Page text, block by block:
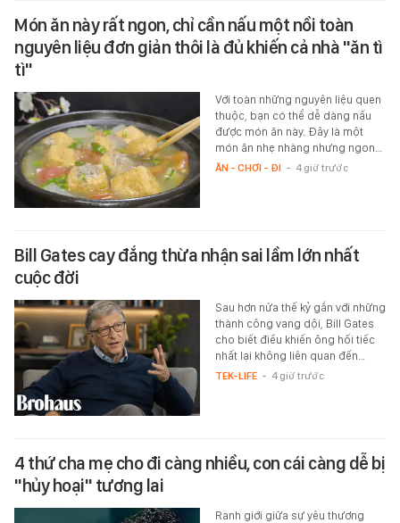
Món ăn này rất ngon, chỉ cần nấu một nồi toàn
nguyên liệu đơn giản thôi là đủ khiến cả nhà "ăn tì
tì"
Với toàn những nguyên liệu quen
thuộc, bạn có thể dễ dàng nấu
được món ăn này. Đây là một
món ăn nhẹ nhàng nhưng ngon…
ĂN - CHƠI - ĐI - 4 giờ trước
Bill Gates cay đắng thừa nhận sai lầm lớn nhất
cuộc đời
Sau hơn nửa thế kỷ gắn với những
thành công vang dội, Bill Gates
cho biết điều khiến ông hối tiếc
nhất lại không liên quan đến…
TEK-LIFE - 4 giờ trước
4 thứ cha mẹ cho đi càng nhiều, con cái càng dễ bị
"hủy hoại" tương lai
Ranh giới giữa sự yêu thương